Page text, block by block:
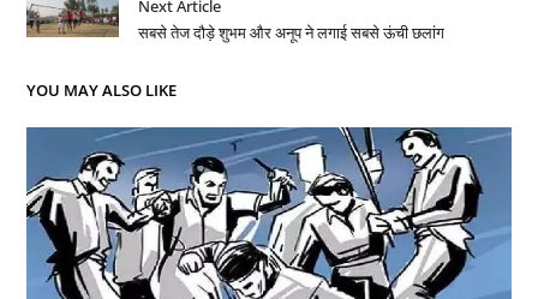
Next Article
सबसे तेज दौड़े शुभम और अनूप ने लगाई सबसे ऊंची छलांग
YOU MAY ALSO LIKE